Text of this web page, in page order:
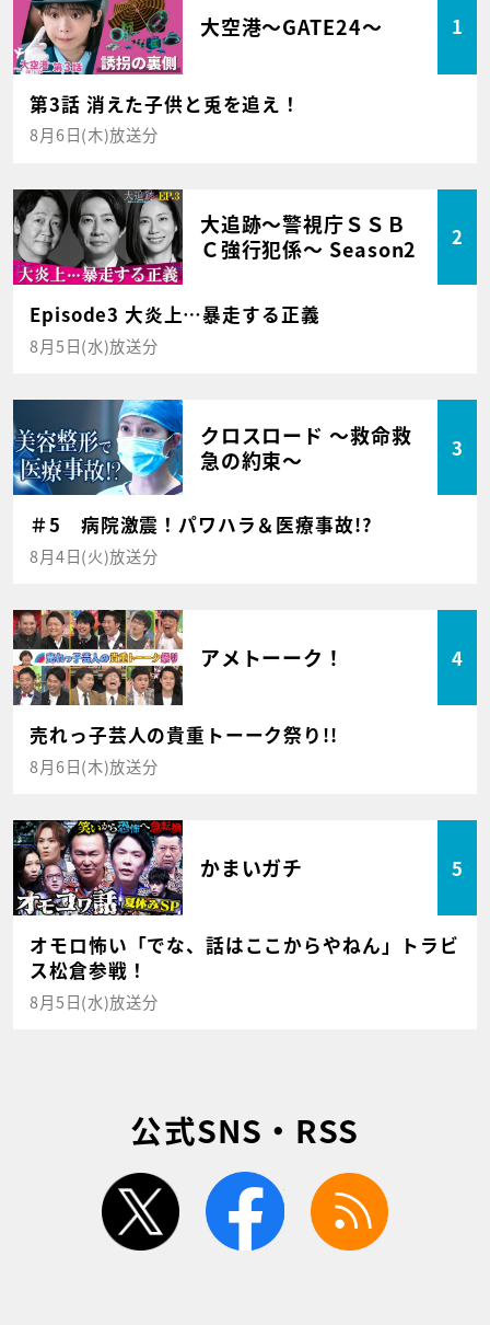
大空港～GATE24～ 1
第3話 消えた子供と兎を追え！
8月6日(木)放送分
大追跡～警視庁ＳＳＢ
Ｃ強行犯係～ Season2
2
Episode3 大炎上…暴走する正義
8月5日(水)放送分
クロスロード ～救命救
急の約束～
3
＃5 病院激震！パワハラ＆医療事故!?
8月4日(火)放送分
アメトーーク！ 4
売れっ子芸人の貴重トーーク祭り!!
8月6日(木)放送分
かまいガチ 5
オモロ怖い「でな、話はここからやねん」トラビ
ス松倉参戦！
8月5日(水)放送分
公式SNS・RSS
twitter facebook